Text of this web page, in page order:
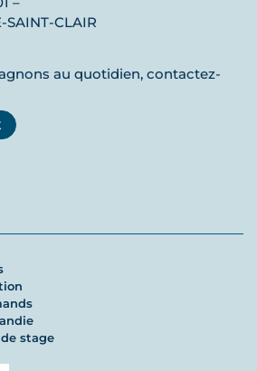
SAINT-CLAIR
au quotidien, contactez-
stage